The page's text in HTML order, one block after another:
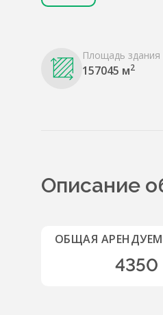
Площадь здания
157045 м2
Описание
ОБЩАЯ
4350